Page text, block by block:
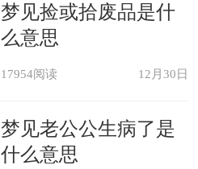
梦见捡或拾废品是什
么意思
17954阅读 12月30日
梦见老公公生病了是
什么意思